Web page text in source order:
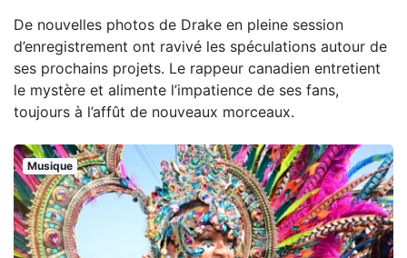
De nouvelles photos de Drake en pleine session
d’enregistrement ont ravivé les spéculations autour de
ses prochains projets. Le rappeur canadien entretient
le mystère et alimente l’impatience de ses fans,
toujours à l’affût de nouveaux morceaux.
Musique